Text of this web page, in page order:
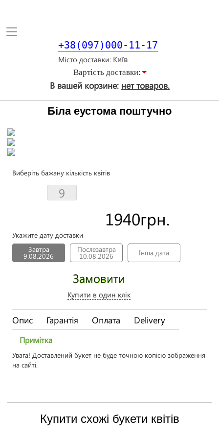
Toggle
+38(097)000-11-17
Місто доставки
Вартiсть доставки:
В вашей корзине: нет товаров.
Біла еустома поштучно
Виберіть бажану кількість квітів
1940грн.
Укажите дату доставки
Завтра
9.08.2026
Послезавтра
10.08.2026 Інша дата
Замовити
Купити в один клік
Опис Гарантія Оплата Delivery
Примітка
Увага! Доставлений букет не буде точною копією зображення
на сайті.
Купити схожі букети квітів